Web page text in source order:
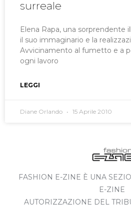
surreale
Elena Rapa, una sorprendente
il suo immaginario e la
Avvicinamento al fumetto e a
ogni lavoro
LEGGI
Diane Orlando 15 Aprile 2010
FASHION E-ZINE È UNA
E-ZINE
AUTORIZZAZIONE DEL